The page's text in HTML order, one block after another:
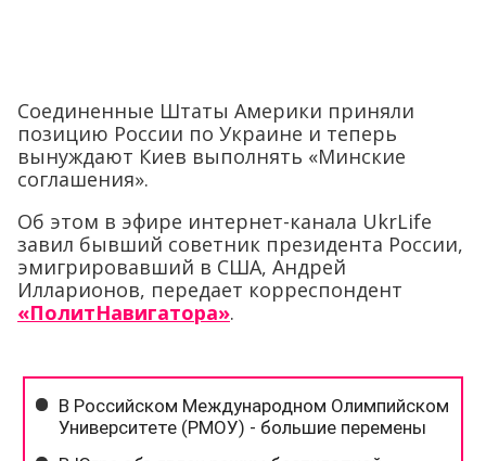
Соединенные Штаты Америки приняли
позицию России по Украине и теперь
вынуждают Киев выполнять «Минские
соглашения».
Об этом в эфире интернет-канала UkrLife
завил бывший советник президента России,
эмигрировавший в США, Андрей
Илларионов, передает корреспондент
«ПолитНавигатора».